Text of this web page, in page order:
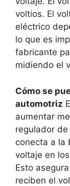
voltios. El
eléctrico
lo que es
fabricante
midiendo el
Cómo se
automotriz
aumentar
regulador
conecta a la
voltaje en
Esto
reciben el